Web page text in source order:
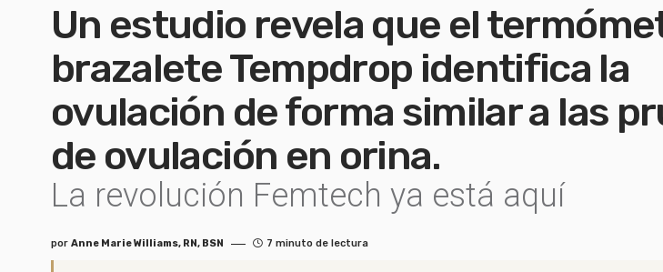
Un estudio revela que el
brazalete Tempdrop identifica la
ovulación de forma similar a las
de ovulación en orina.
La revolución Femtech ya está aquí
por Anne Marie Williams, RN, BSN 7 minuto de lectura